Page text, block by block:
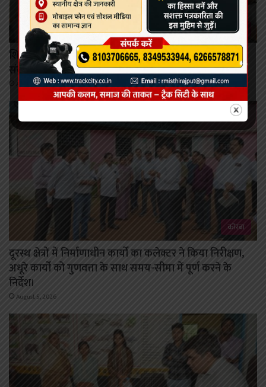
कोरबा
शिक्षक बन कलेक्टर ने पढ़ाया भौतिकी का पाठ, विद्यार्थियों से
संवाद कर दिया परिश्रम कर आगे बढ़ने का ज्ञान।
August 5, 2026
कोरबा
दूरस्थ क्षेत्रों में निर्माणाधीन कार्यों का कलेक्टर ने किया निरीक्षण,
अधूरे कार्यो को गुणवत्ता के साथ समय-सीमा में पूर्ण करने के
निर्देश।
August 5, 2026